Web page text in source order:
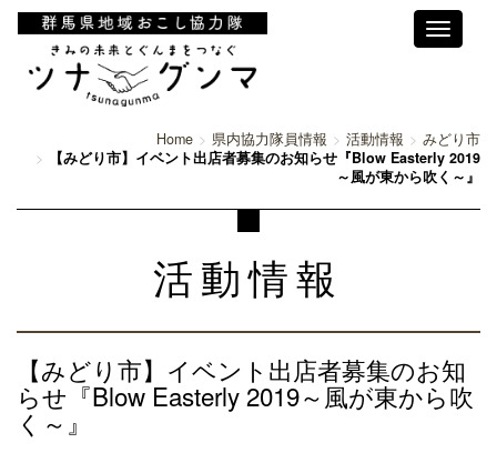
Toggle
Home 県内協力隊員情報 活動情報
みどり市
【みどり市】イベント出店者募集のお知らせ『Blow Easterly 2019
～風が東から吹く～』
活動情報
【みどり市】イベント出店者募集のお知
らせ『Blow Easterly 2019～風が東から吹
く～』